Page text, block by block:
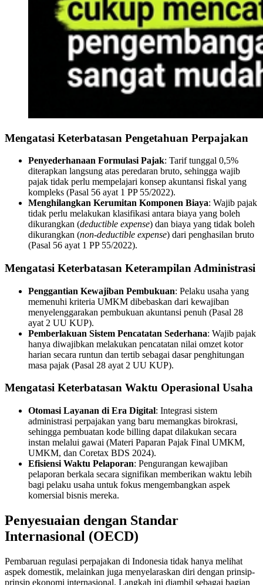
Mengatasi Keterbatasan Pengetahuan Perpajakan
Penyederhanaan Formulasi Pajak: Tarif tunggal 0,5%
diterapkan langsung atas peredaran bruto, sehingga wajib
pajak tidak perlu mempelajari konsep akuntansi fiskal yang
kompleks (Pasal 56 ayat 1 PP 55/2022).
Menghilangkan Kerumitan Komponen Biaya: Wajib pajak
tidak perlu melakukan klasifikasi antara biaya yang boleh
dikurangkan (deductible expense) dan biaya yang tidak boleh
dikurangkan (non-deductible expense) dari penghasilan bruto
(Pasal 56 ayat 1 PP 55/2022).
Mengatasi Keterbatasan Keterampilan Administrasi
Penggantian Kewajiban Pembukuan: Pelaku usaha yang
memenuhi kriteria UMKM dibebaskan dari kewajiban
menyelenggarakan pembukuan akuntansi penuh (Pasal 28
ayat 2 UU KUP).
Pemberlakuan Sistem Pencatatan Sederhana: Wajib pajak
hanya diwajibkan melakukan pencatatan nilai omzet kotor
harian secara runtun dan tertib sebagai dasar penghitungan
masa pajak (Pasal 28 ayat 2 UU KUP).
Mengatasi Keterbatasan Waktu Operasional Usaha
Otomasi Layanan di Era Digital: Integrasi sistem
administrasi perpajakan yang baru memangkas birokrasi,
sehingga pembuatan kode billing dapat dilakukan secara
instan melalui gawai (Materi Paparan Pajak Final UMKM,
UMKM, dan Coretax BDS 2024).
Efisiensi Waktu Pelaporan: Pengurangan kewajiban
pelaporan berkala secara signifikan memberikan waktu lebih
bagi pelaku usaha untuk fokus mengembangkan aspek
komersial bisnis mereka.
Penyesuaian dengan Standar
Internasional (OECD)
Pembaruan regulasi perpajakan di Indonesia tidak hanya melihat
aspek domestik, melainkan juga menyelaraskan diri dengan prinsip-
prinsip ekonomi internasional. Langkah ini diambil sebagai bagian